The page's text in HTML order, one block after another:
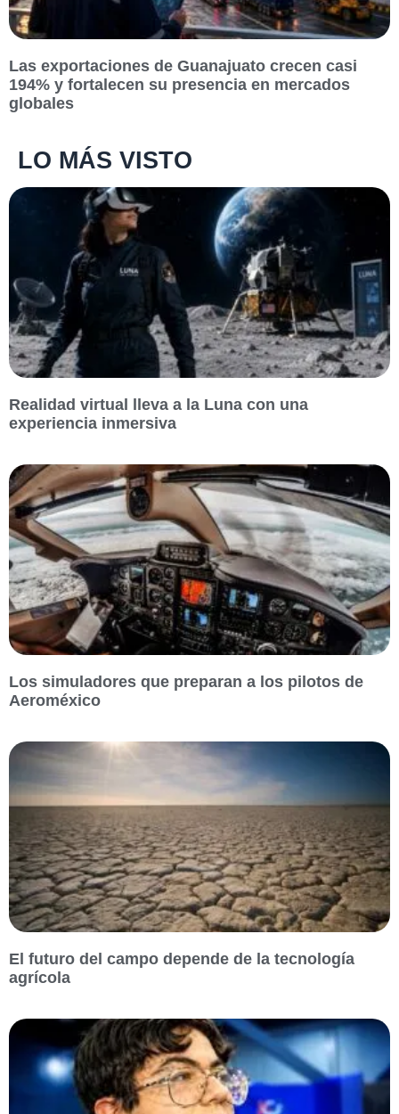
Las exportaciones de Guanajuato crecen casi
194% y fortalecen su presencia en mercados
globales
LO MÁS VISTO
Realidad virtual lleva a la Luna con una
experiencia inmersiva
Los simuladores que preparan a los pilotos de
Aeroméxico
El futuro del campo depende de la tecnología
agrícola